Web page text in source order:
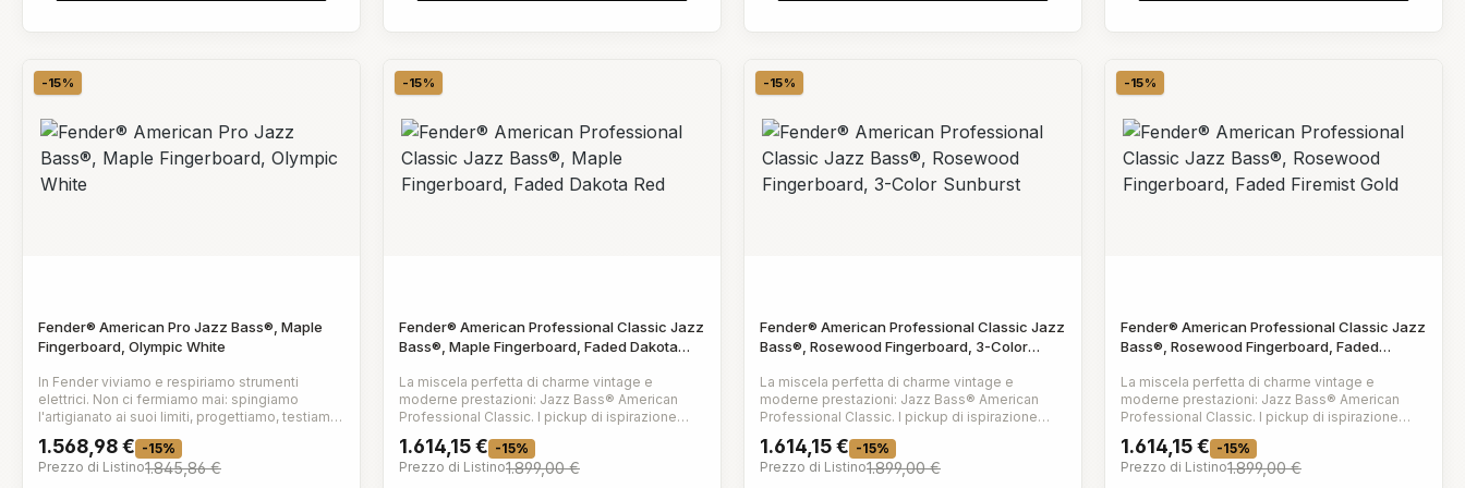
Sconto
-15%
Fender® American Pro Jazz Bass®, Maple
Fingerboard, Olympic White
In Fender viviamo e respiriamo strumenti
elettrici. Non ci fermiamo mai: spingiamo
l'artigianato ai suoi limiti, progettiamo, testiamo
migliori strumenti del pianeta.Il Jazz Bass,
perfezionamento dei concetti introdotti per la
1.568,98 € -15%
Prezzo di Listino1.845,86 €
Sconto
-15%
Fender® American Professional Classic Jazz
Bass®, Maple Fingerboard, Faded Dakota
La miscela perfetta di charme vintage e
moderne prestazioni: Jazz Bass® American
Professional Classic. I pickup di ispirazione
intensità, punch e articolazione, mentre lo
slanciato manico Modern "C" garantisce un
1.614,15 € -15%
Prezzo di Listino1.899,00 €
Sconto
-15%
Fender® American Professional Classic Jazz
Bass®, Rosewood Fingerboard, 3-Color
La miscela perfetta di charme vintage e
moderne prestazioni: Jazz Bass® American
Professional Classic. I pickup di ispirazione
intensità, punch e articolazione, mentre lo
slanciato manico Modern "C" garantisce un
1.614,15 € -15%
Prezzo di Listino1.899,00 €
Sconto
-15%
Fender® American Professional Classic Jazz
Bass®, Rosewood Fingerboard, Faded
La miscela perfetta di charme vintage e
moderne prestazioni: Jazz Bass® American
Professional Classic. I pickup di ispirazione
intensità, punch e articolazione, mentre lo
slanciato manico Modern "C" garantisce un
1.614,15 € -15%
Prezzo di Listino1.899,00 €